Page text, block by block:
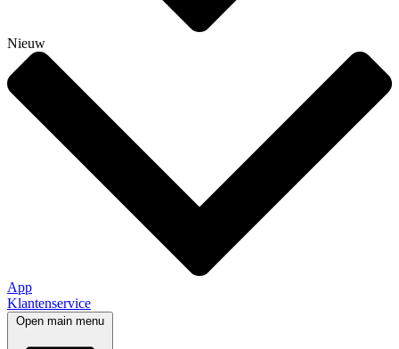
Nieuw
App
Klantenservice
Open main menu